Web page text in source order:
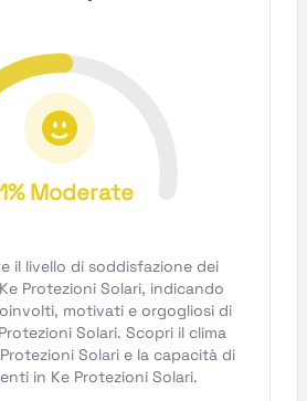
Moderate
il livello di soddisfazione dei
Protezioni Solari, indicando
motivati e orgogliosi di
Solari. Scopri il clima
Solari e la capacità di
in Ke Protezioni Solari.